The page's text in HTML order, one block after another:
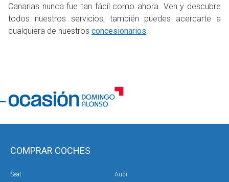
Canarias nunca fue tan fácil como ahora. Ven y descubre
todos nuestros servicios, también puedes acercarte a
cualquiera de nuestros concesionarios.
COMPRAR COCHES
Seat Audi